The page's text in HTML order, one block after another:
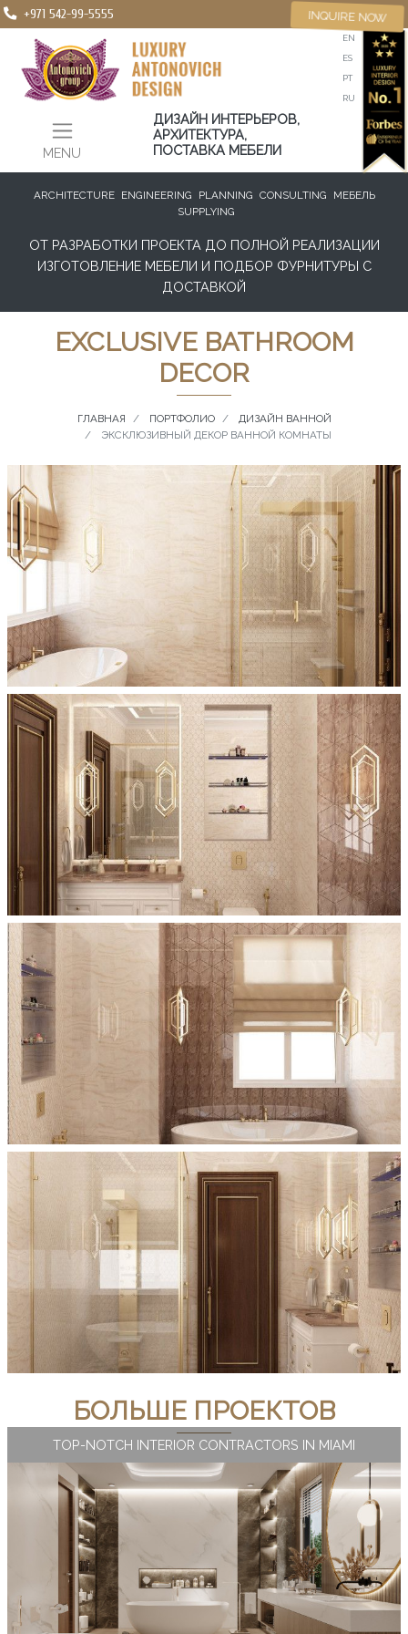
+971 542-99-5555
MENU
EN
ES
PT
RU
ДИЗАЙН ИНТЕРЬЕРОВ,
АРХИТЕКТУРА,
ПОСТАВКА МЕБЕЛИ
INQUIRE NOW
ARCHITECTURE ENGINEERING PLANNING CONSULTING
МЕБЕЛЬ
SUPPLYING
ОТ РАЗРАБОТКИ ПРОЕКТА ДО ПОЛНОЙ РЕАЛИЗАЦИИ
ИЗГОТОВЛЕНИЕ МЕБЕЛИ И ПОДБОР ФУРНИТУРЫ С
ДОСТАВКОЙ
EXCLUSIVE BATHROOM
DECOR
ГЛАВНАЯ ПОРТФОЛИО
ДИЗАЙН ВАННОЙ
ЭКСКЛЮЗИВНЫЙ ДЕКОР ВАННОЙ КОМНАТЫ
БОЛЬШЕ ПРОЕКТОВ
TOP-NOTCH INTERIOR CONTRACTORS IN MIAMI